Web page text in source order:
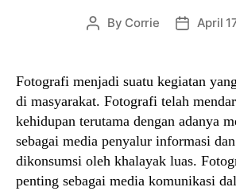
Post
By Corrie
PostApril
Fotografi menjadi suatu kegiatan
di masyarakat. Fotografi telah
kehidupan terutama dengan adanya
sebagai media penyalur informasi
dikonsumsi oleh khalayak luas.
penting sebagai media komunikasi